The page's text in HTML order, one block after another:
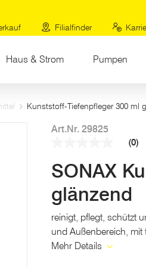
Filialfinder
Haus & Strom Pumpen
Kunststoff-Tiefenpfleger 300 ml
Art.Nr. 29825
Link
auf
derselben
Seite.
(0)
SONAX
glänzend
reinigt, pflegt, schützt
und Außenbereich,
Mehr Details